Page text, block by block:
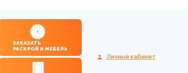
ЗАКАЗАТЬ
РАСКРОЙ И МЕБЕЛЬ
Личный кабинет